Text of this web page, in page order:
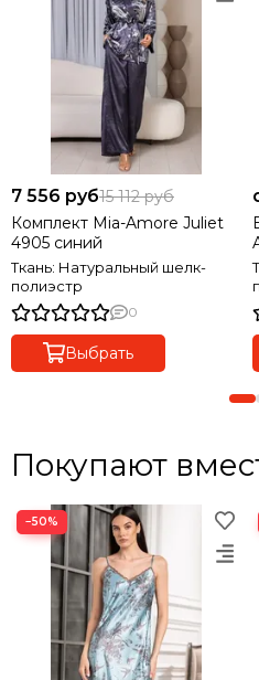
7 556 руб15 112 руб
Комплект Mia-Amore Juliet
4905 синий
Ткань: Натуральный шелк-
полиэстр
0
Выбрать
Покупают
−50%